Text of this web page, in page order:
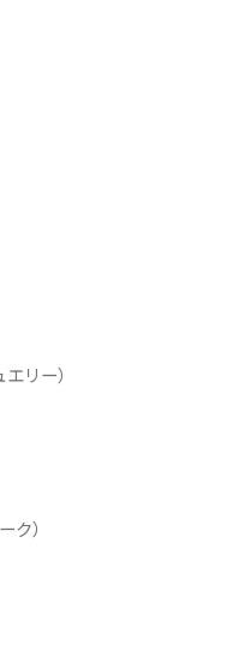
リー）
ク）